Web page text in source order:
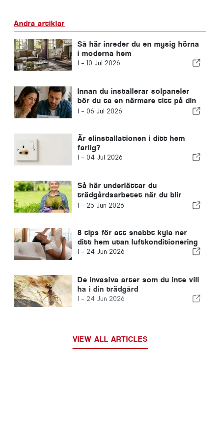
Andra artiklar
Så här inreder du en mysig hörna
i moderna hem
I - 10 Jul 2026
Innan du installerar solpaneler
bör du ta en närmare titt på din
elräkning
I - 06 Jul 2026
Är elinstallationen i ditt hem
farlig?
I - 04 Jul 2026
Så här underlättar du
trädgårdsarbetet när du blir
äldre
I - 25 Jun 2026
8 tips för att snabbt kyla ner
ditt hem utan luftkonditionering
I - 24 Jun 2026
De invasiva arter som du inte vill
ha i din trädgård
I - 24 Jun 2026
VIEW ALL ARTICLES